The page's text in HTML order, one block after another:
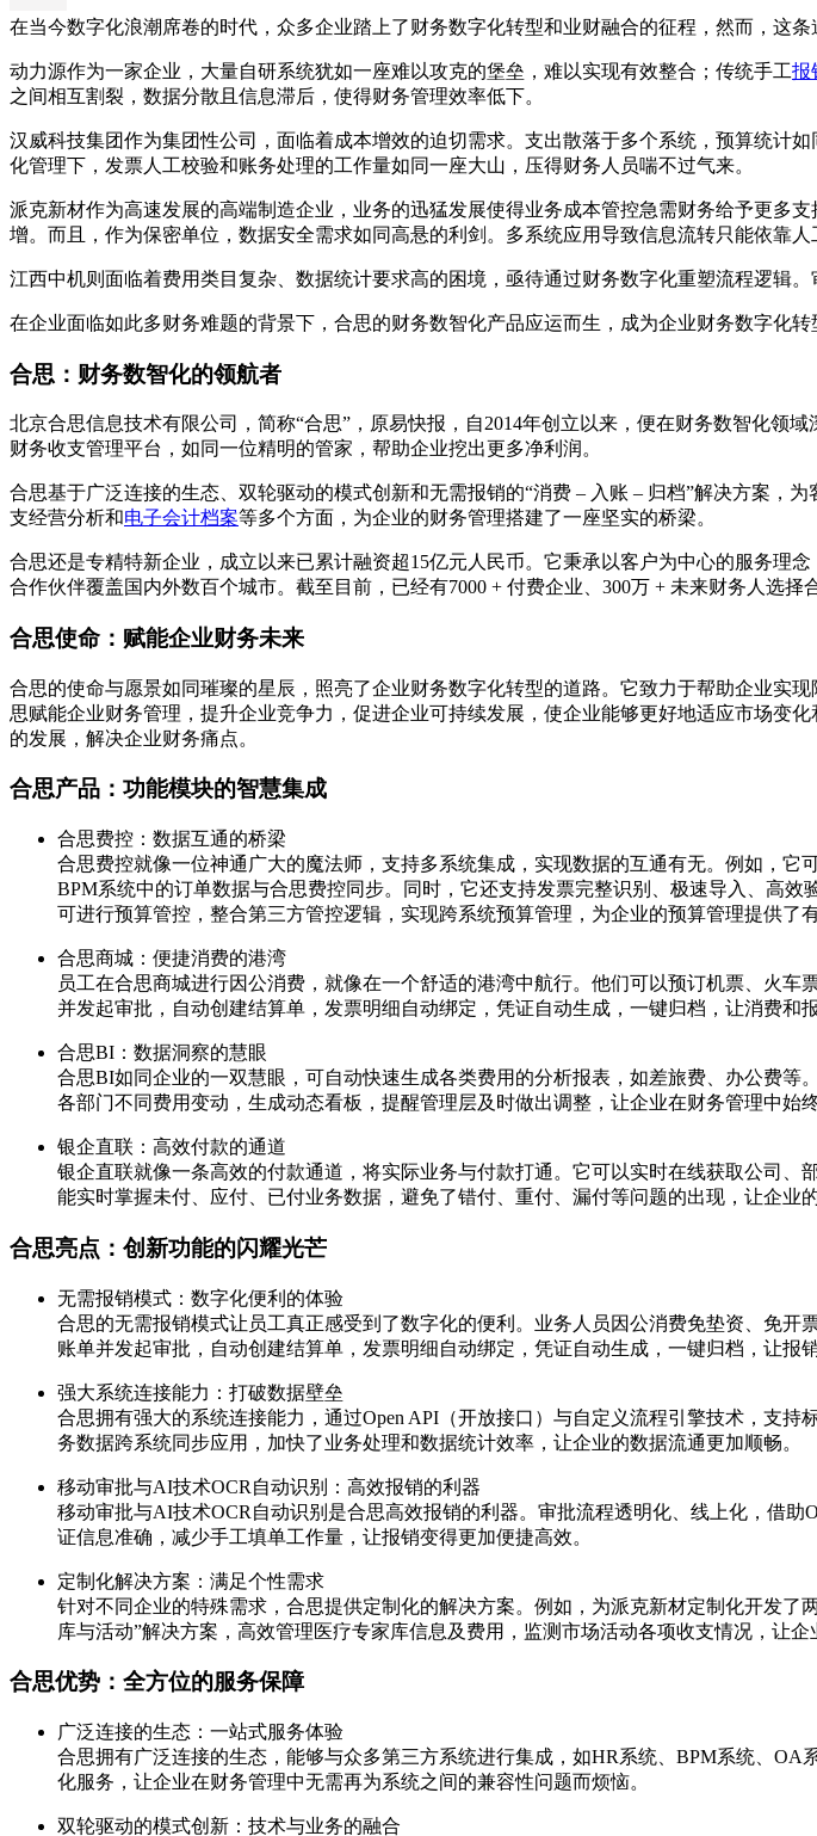
在当今数字化浪潮席卷的时代，众多企业踏上了财务数字化转型和业财融合的征程，然而，这
动力源作为一家企业，大量自研系统犹如一座难以攻克的堡垒，难以实现有效整合；传统手工报
之间相互割裂，数据分散且信息滞后，使得财务管理效率低下。
汉威科技集团作为集团性公司，面临着成本增效的迫切需求。支出散落于多个系统，预算统计
化管理下，发票人工校验和账务处理的工作量如同一座大山，压得财务人员喘不过气来。
派克新材作为高速发展的高端制造企业，业务的迅猛发展使得业务成本管控急需财务给予更多
增。而且，作为保密单位，数据安全需求如同高悬的利剑。多系统应用导致信息流转只能依靠人
江西中机则面临着费用类目复杂、数据统计要求高的困境，亟待通过财务数字化重塑流程逻辑
在企业面临如此多财务难题的背景下，合思的财务数智化产品应运而生，成为企业财务数字化转
合思：财务数智化的领航者
北京合思信息技术有限公司，简称“合思”，原易快报，自2014年创立以来，便在财务数智化领
财务收支管理平台，如同一位精明的管家，帮助企业挖出更多净利润。
合思基于广泛连接的生态、双轮驱动的模式创新和无需报销的“消费 – 入账 – 归档”解决方案，
支经营分析和电子会计档案等多个方面，为企业的财务管理搭建了一座坚实的桥梁。
合思还是专精特新企业，成立以来已累计融资超15亿元人民币。它秉承以客户为中心的服务理
合作伙伴覆盖国内外数百个城市。截至目前，已经有7000 + 付费企业、300万 + 未来财务人选
合思使命：赋能企业财务未来
合思的使命与愿景如同璀璨的星辰，照亮了企业财务数字化转型的道路。它致力于帮助企业实
思赋能企业财务管理，提升企业竞争力，促进企业可持续发展，使企业能够更好地适应市场变
的发展，解决企业财务痛点。
合思产品：功能模块的智慧集成
合思费控：数据互通的桥梁
合思费控就像一位神通广大的魔法师，支持多系统集成，实现数据的互通有无。例如，
BPM系统中的订单数据与合思费控同步。同时，它还支持发票完整识别、极速导入、高
可进行预算管控，整合第三方管控逻辑，实现跨系统预算管理，为企业的预算管理提供了有
合思商城：便捷消费的港湾
员工在合思商城进行因公消费，就像在一个舒适的港湾中航行。他们可以预订机票、火
并发起审批，自动创建结算单，发票明细自动绑定，凭证自动生成，一键归档，让消费和
合思BI：数据洞察的慧眼
合思BI如同企业的一双慧眼，可自动快速生成各类费用的分析报表，如差旅费、办公费
各部门不同费用变动，生成动态看板，提醒管理层及时做出调整，让企业在财务管理中始
银企直联：高效付款的通道
银企直联就像一条高效的付款通道，将实际业务与付款打通。它可以实时在线获取公司
能实时掌握未付、应付、已付业务数据，避免了错付、重付、漏付等问题的出现，让企业
合思亮点：创新功能的闪耀光芒
无需报销模式：数字化便利的体验
合思的无需报销模式让员工真正感受到了数字化的便利。业务人员因公消费免垫资、免
账单并发起审批，自动创建结算单，发票明细自动绑定，凭证自动生成，一键归档，让报
强大系统连接能力：打破数据壁垒
合思拥有强大的系统连接能力，通过Open API（开放接口）与自定义流程引擎技术，支
务数据跨系统同步应用，加快了业务处理和数据统计效率，让企业的数据流通更加顺畅。
移动审批与AI技术OCR自动识别：高效报销的利器
移动审批与AI技术OCR自动识别是合思高效报销的利器。审批流程透明化、线上化，借
证信息准确，减少手工填单工作量，让报销变得更加便捷高效。
定制化解决方案：满足个性需求
针对不同企业的特殊需求，合思提供定制化的解决方案。例如，为派克新材定制化开发
库与活动”解决方案，高效管理医疗专家库信息及费用，监测市场活动各项收支情况，让企
合思优势：全方位的服务保障
广泛连接的生态：一站式服务体验
合思拥有广泛连接的生态，能够与众多第三方系统进行集成，如HR系统、BPM系统、
化服务，让企业在财务管理中无需再为系统之间的兼容性问题而烦恼。
双轮驱动的模式创新：技术与业务的融合